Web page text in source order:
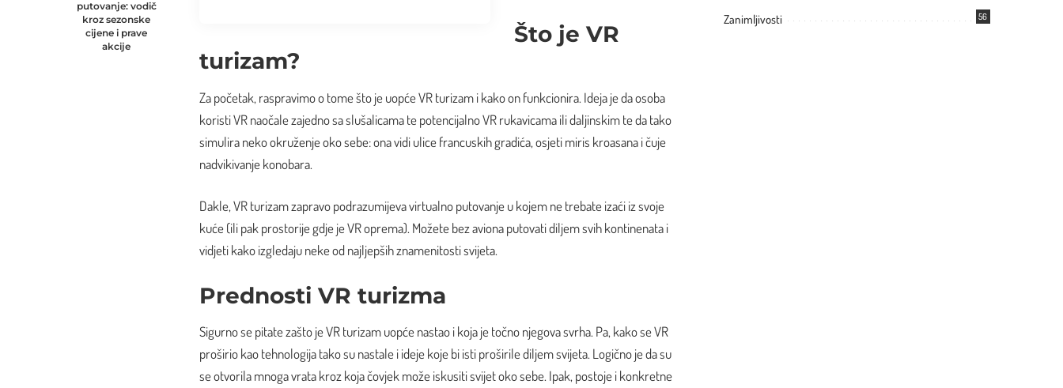
putovanje: vodič
kroz sezonske
cijene i prave
akcije
Što je VR
turizam?
Za početak, raspravimo o tome što je uopće VR turizam i kako on funkcionira. Ideja je da osoba
koristi VR naočale zajedno sa slušalicama te potencijalno VR rukavicama ili daljinskim te da tako
simulira neko okruženje oko sebe: ona vidi ulicefrancuskih gradića, osjeti miris kroasana i čuje
nadvikivanje konobara.
Dakle, VR turizam zapravo podrazumijeva virtualno putovanje u kojem ne trebate izaći iz svoje
kuće (ili pak prostorije gdje je VR oprema). Možete bez aviona putovati diljem svih kontinenata i
vidjeti kako izgledaju neke od najljepših znamenitosti svijeta.
Prednosti VR turizma
Sigurno se pitate zašto je VR turizam uopće nastao i koja je točno njegova svrha. Pa, kako se VR
proširio kao tehnologija tako su nastale i ideje koje bi isti proširile diljem svijeta. Logično je da su
se otvorila mnoga vrata kroz koja čovjek može iskusiti svijet oko sebe. Ipak, postoje i konkretne
Zanimljivosti 56